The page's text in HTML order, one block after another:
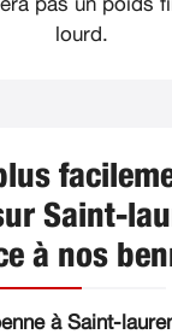
pas un poids
lourd.
Saint-
à nos
à Saint-